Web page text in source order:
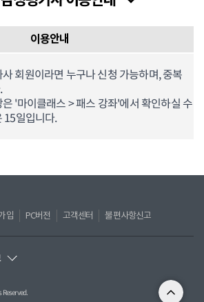
이용안내
회원이라면 누구나 신청 가능하며, 중복
'마이클래스 > 패스 강좌'에서 확인하실 수
15일입니다.
입 PC버전 고객센터 불편사항신고